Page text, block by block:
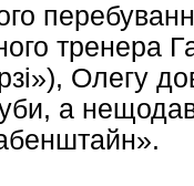
тренера
Олегу
а